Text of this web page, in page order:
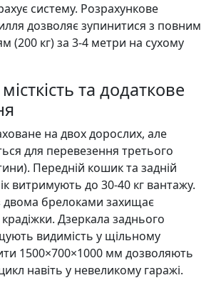
систему. Розрахункове
дозволяє зупинитися з повним
(200 кг) за 3-4 метри на сухому
та додаткове
на двох дорослих, але
для перевезення третього
Передній кошик та задній
витримують до 30-40 кг вантажу.
двома брелоками захищає
Дзеркала заднього
видимість у щільному
1500×700×1000 мм дозволяють
навіть у невеликому гаражі.